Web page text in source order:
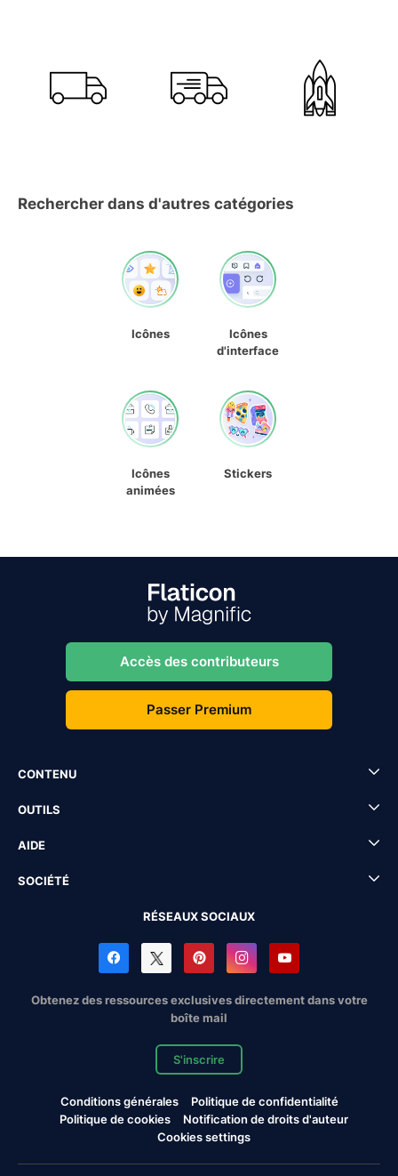
Rechercher dans d'autres catégories
Icônes
Icônes
d'interface
Icônes
animées
Stickers
Accès des contributeurs
Passer Premium
CONTENU
OUTILS
AIDE
SOCIÉTÉ
RÉSEAUX SOCIAUX
Obtenez des ressources exclusives directement dans votre
boîte mail
S'inscrire
Conditions générales
Politique de confidentialité
Politique de cookies
Notification de droits d'auteur
Cookies settings